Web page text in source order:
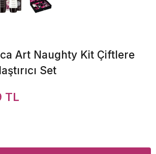
Art Naughty Kit Çiftlere
Set
TL